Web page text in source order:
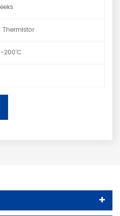
Thermistor
200'C